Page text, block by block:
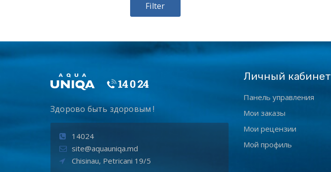
Filter
Здорово быть здоровым !
14024
site@aquauniqa.md
Chisinau, Petricani 19/5
Личный кабинет
Панель управления
Мои заказы
Мои рецензии
Мой профиль